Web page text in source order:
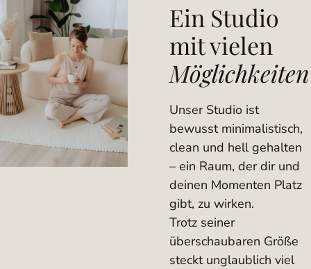
Ein Studio
mit vielen
Möglichkeiten
Unser Studio ist
bewusst minimalistisch,
clean und hell gehalten
– ein Raum, der dir und
deinen Momenten Platz
gibt, zu wirken.
Trotz seiner
überschaubaren Größe
steckt unglaublich viel